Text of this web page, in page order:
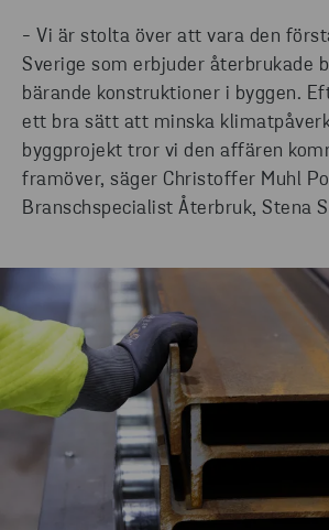
- Vi är stolta över att vara den
Sverige som erbjuder återbrukade
bärande konstruktioner i byggen.
ett bra sätt att minska
byggprojekt tror vi den affären
framöver, säger Christoffer Muhl
Branschspecialist Återbruk, Stena